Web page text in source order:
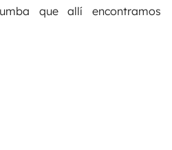
que allí encontramos